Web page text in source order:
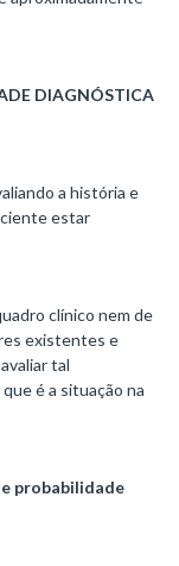
DIAGNÓSTICA
a história e
estar
clínico nem de
existentes e
tal
é a situação na
probabilidade